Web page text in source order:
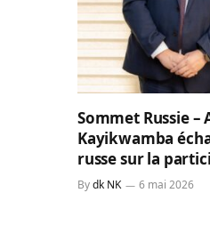
Sommet Russie –
Kayikwamba
russe sur la
Bydk NK 6 mai 2026